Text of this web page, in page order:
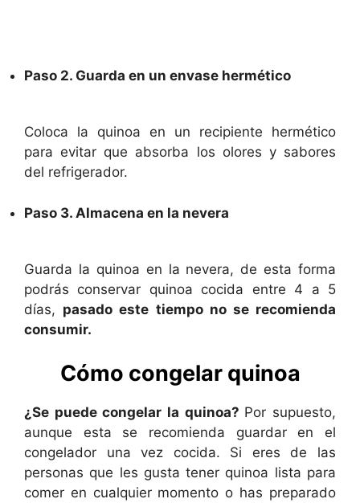
Paso 2. Guarda en un envase hermético
Coloca la quinoa en un recipiente hermético
para evitar que absorba los olores y sabores
del refrigerador.
Paso 3. Almacena en la nevera
Guarda la quinoa en la nevera, de esta forma
podrás conservar quinoa cocida entre 4 a 5
días, pasado este tiempo no se recomienda
consumir.
Cómo congelar quinoa
¿Se puede congelar la quinoa? Por supuesto,
aunque esta se recomienda guardar en el
congelador una vez cocida. Si eres de las
personas que les gusta tener quinoa lista para
comer en cualquier momento o has preparado